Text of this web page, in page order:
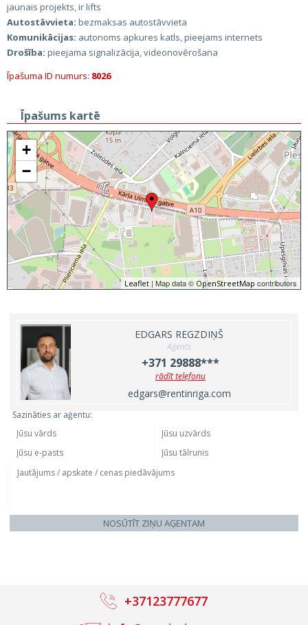
jaunais projekts, ir lifts
Autostāvvieta: bezmaksas autostāvvieta
Komunikācijas: autonoms apkures katls, pieejams internets
Drošība: pieejama signalizācija, videonovērošana
Īpašuma ID numurs: 8026
Īpašums kartē
+
−
Leaflet | Map data © OpenStreetMap contributors
EDGARS REGZDIŅŠ
Aģents
+371 29888***
rādīt telefonu
edgars@rentinriga.com
Sazināties ar aģentu:
NOSŪTĪT ZIŅU AĢENTAM
+37123777677